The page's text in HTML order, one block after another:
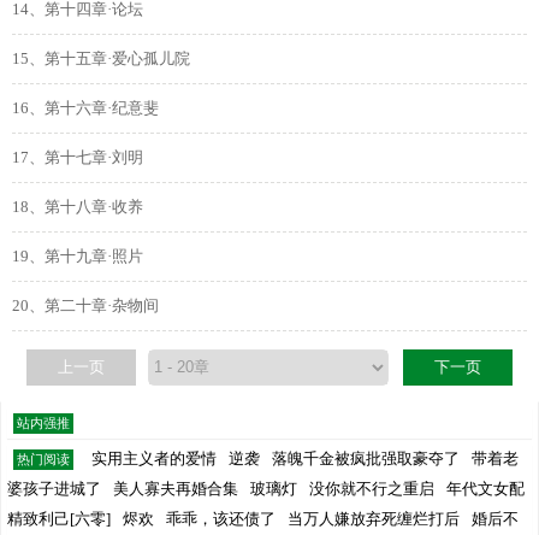
14、第十四章·论坛
15、第十五章·爱心孤儿院
16、第十六章·纪意斐
17、第十七章·刘明
18、第十八章·收养
19、第十九章·照片
20、第二十章·杂物间
上一页 下一页
站内强推
热门阅读 实用主义者的爱情 逆袭 落魄千金被疯批强取豪夺了
带着老
婆孩子进城了
美人寡夫再婚合集 玻璃灯 没你就不行之重启
年代文女配
精致利己[六零]
烬欢 乖乖，该还债了 当万人嫌放弃死缠烂打后 婚后不